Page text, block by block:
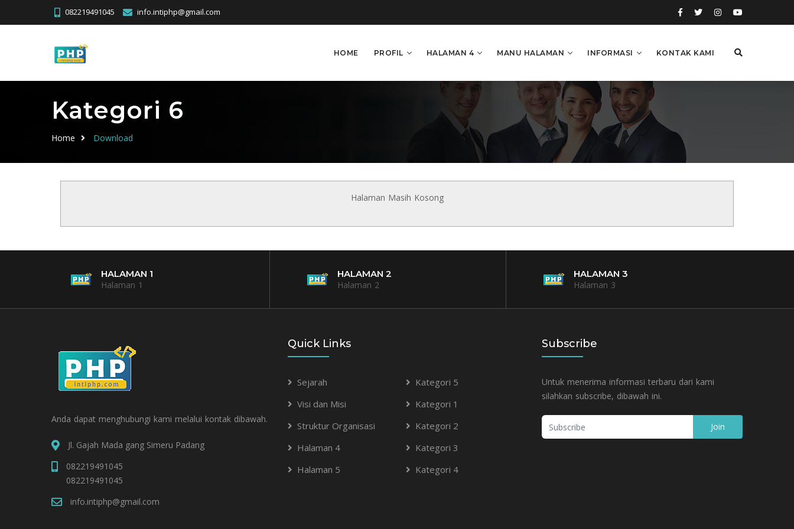
082219491045 info.intiphp@gmail.com
HOME PROFIL HALAMAN 4 MANU HALAMAN INFORMASI KONTAK KAMI
Kategori 6
Home Download
Halaman Masih Kosong
HALAMAN 1
Halaman 1
HALAMAN 2
Halaman 2
HALAMAN 3
Halaman 3
Anda dapat menghubungi kami melalui kontak dibawah.
Jl. Gajah Mada gang Simeru Padang
082219491045
082219491045
info.intiphp@gmail.com
Quick Links
Sejarah
Visi dan Misi
Struktur Organisasi
Halaman 4
Halaman 5
Kategori 5
Kategori 1
Kategori 2
Kategori 3
Kategori 4
Subscribe
Untuk menerima informasi terbaru dari kami
silahkan subscribe, dibawah ini.
Join